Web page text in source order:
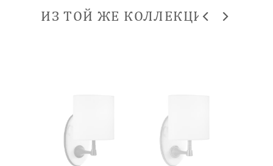
ИЗ ТОЙ ЖЕ КОЛЛЕКЦИИ